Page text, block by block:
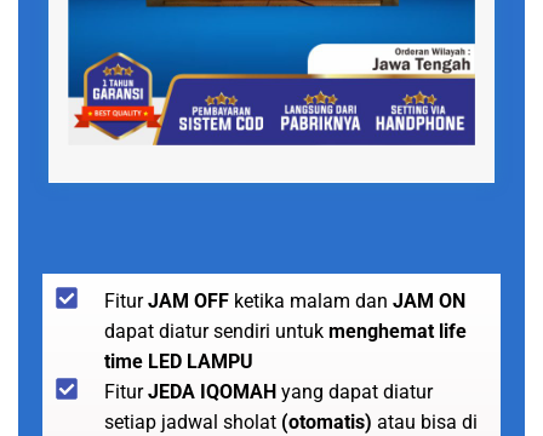
FiturJAM OFF ketika malam dan JAM ON
dapat diatur sendiri untuk menghemat life
time LED LAMPU
FiturJEDA IQOMAH yang dapat diatur
setiap jadwal sholat (otomatis) atau bisa di